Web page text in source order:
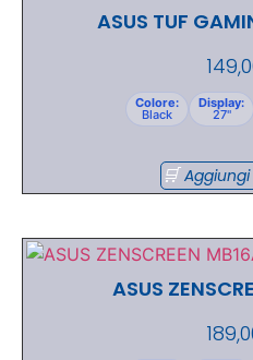
ASUS TUF
Colore:
Black
Display:
27"
ASUS